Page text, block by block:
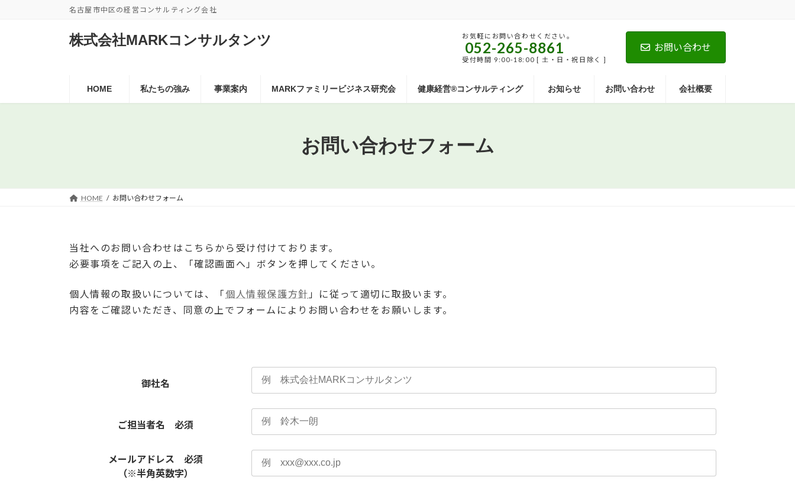
キ
に
名古屋市中区の経営コンサルティング会社
株式会社MARKコンサルタンツ お気軽にお問い合わせください。
052-265-8861
受付時間 9:00-18:00 [ 土・日・祝日除く ]
お問い合わせ
HOME 私たちの強み 事業案内 MARKファミリービジネス研究会 健康経営®コンサルティング お知らせ お問い合わせ 会社概要
お問い合わせフォーム
HOME お問い合わせフォーム
当社へのお問い合わせはこちらから受け付けております。
必要事項をご記入の上、「確認画面へ」ボタンを押してください。
個人情報の取扱いについては、「 個人情報保護方針 」に従って適切に取扱います。
内容をご確認いただき、同意の上でフォームによりお問い合わせをお願いします。
御社名
ご担当者名 必須
メールアドレス 必須
（※半角英数字）